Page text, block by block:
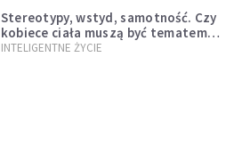
Stereotypy, wstyd, samotność. Czy
kobiece ciała muszą być tematem
tabu?
INTELIGENTNE ŻYCIE